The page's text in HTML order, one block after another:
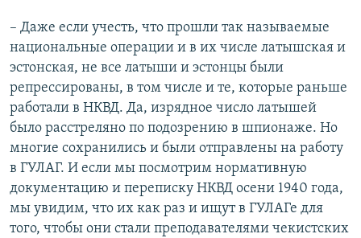
– Даже если учесть, что прошли так называемые
национальные операции и в их числе латышская и
эстонская, не все латыши и эстонцы были
репрессированы, в том числе и те, которые раньше
работали в НКВД. Да, изрядное число латышей
было расстреляно по подозрению в шпионаже. Но
многие сохранились и были отправлены на работу
в ГУЛАГ. И если мы посмотрим нормативную
документацию и переписку НКВД осени 1940 года,
мы увидим, что их как раз и ищут в ГУЛАГе для
того, чтобы они стали преподавателями чекистских